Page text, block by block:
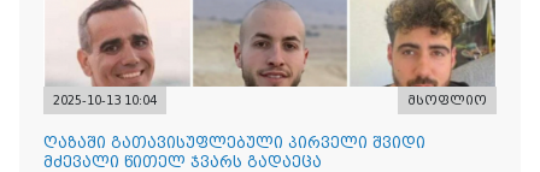
2025-10-13 10:04 მსოფლიო
ღაზაში გათავისუფლებული პირველი შვიდი
მძევალი წითელ ჯვარს გადაეცა